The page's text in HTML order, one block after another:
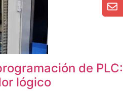
de PLC:
lógico